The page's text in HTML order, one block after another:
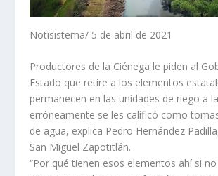
Notisistema/ 5 de abril de 2021
Productores de la Ciénega le piden al
Estado que retire a los elementos
permanecen en las unidades de riego a
erróneamente se les calificó como
de agua, explica Pedro Hernández
San Miguel Zapotitlán.
“Por qué tienen esos elementos ahí si